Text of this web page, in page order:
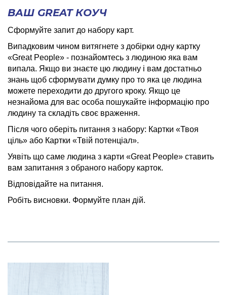
ВАШ GREAT КОУЧ
Сформуйте запит до набору карт.
Випадковим чином витягнете з добірки одну картку
«Great Peоple» - познайомтесь з людиною яка вам
випала. Якщо ви знаєте цю людину і вам достатньо
знань щоб сформувати думку про то яка це людина
можете переходити до другого кроку. Якщо це
незнайома для вас особа пошукайте інформацію про
людину та складіть своє враження.
Після чого оберіть питання з набору: Картки «Твоя
ціль» або Картки «Твій потенціал».
Уявіть що саме людина з карти «Great Peоple» ставить
вам запитання з обраного набору карток.
Відповідайте на питання.
Робіть висновки. Формуйте план дій.